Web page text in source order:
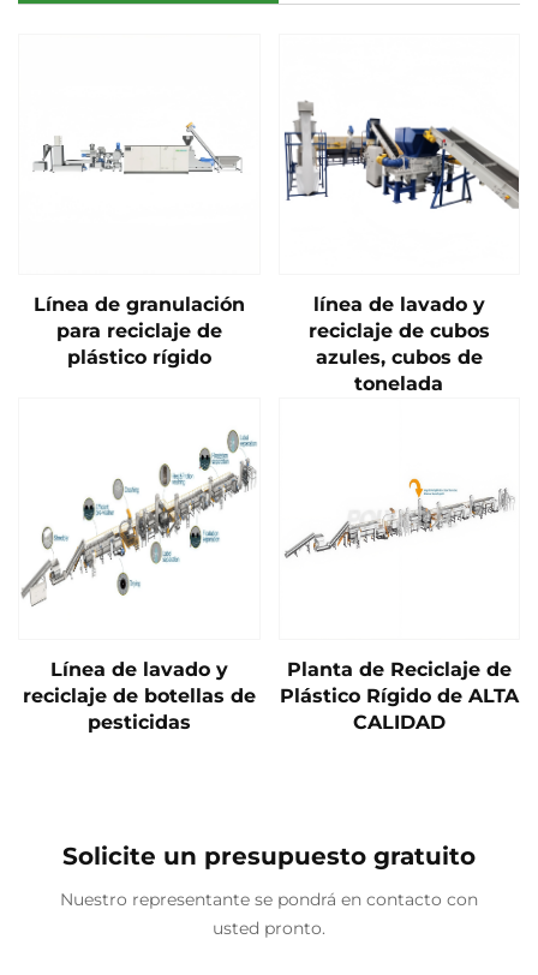
Línea de granulación
para reciclaje de
plástico rígido
línea de lavado y
reciclaje de cubos
azules, cubos de
tonelada
Línea de lavado y
reciclaje de botellas de
pesticidas
Planta de Reciclaje de
Plástico Rígido de ALTA
CALIDAD
Solicite un presupuesto gratuito
Nuestro representante se pondrá en contacto con
usted pronto.